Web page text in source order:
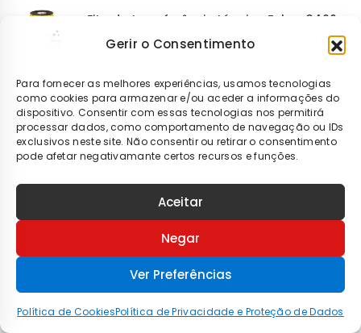
Gerir o Consentimento
Para fornecer as melhores experiências, usamos tecnologias
como cookies para armazenar e/ou aceder a informações do
dispositivo. Consentir com essas tecnologias nos permitirá
processar dados, como comportamento de navegação ou IDs
exclusivos neste site. Não consentir ou retirar o consentimento
pode afetar negativamante certos recursos e funções.
Aceitar
Negar
Ver Preferências
Política de CookiesPolítica de Privacidade e Proteção de Dados
Fita de transferência térmica Zebra 3400
(Cera/Resina) – 60mm x 450m
75,23€
Adicionar
Fita de transferência térmica Zebra 3400
(Cera/Resina) – 83mm x 450m
99,46€
Fita de transferência térmica Zebra 3400
105,69€